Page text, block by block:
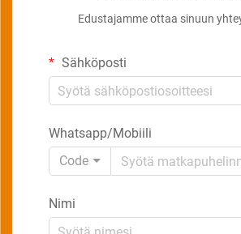
Edustajamme ottaa sinuun
Sähköposti
Whatsapp/Mobiili
Code
Nimi